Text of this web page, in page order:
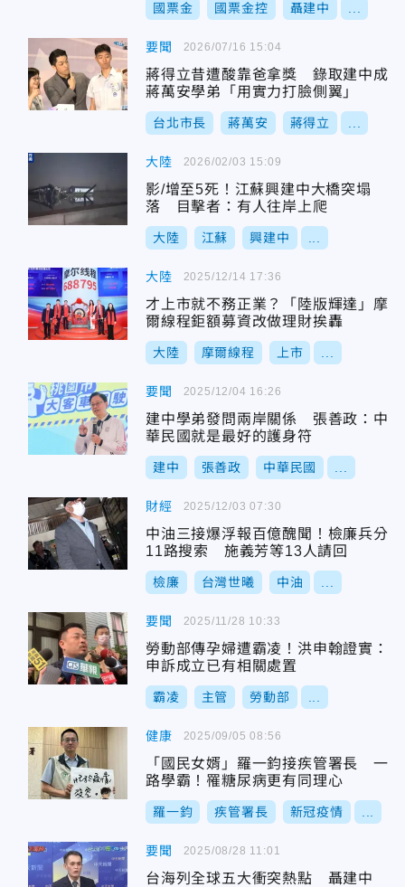
國票金 國票金控 聶建中
要聞
蔣得立昔遭酸靠爸拿獎 錄取建中成
蔣萬安學弟「用實力打臉側翼」
台北市長 蔣萬安 蔣得立
2026/07/16 15:04
大陸
影/增至5死！江蘇興建中大橋突塌
落 目擊者：有人往岸上爬
大陸 江蘇 興建中
2026/02/03 15:09
大陸
才上市就不務正業？「陸版輝達」摩
爾線程鉅額募資改做理財挨轟
大陸 摩爾線程 上市
2025/12/14 17:36
要聞
建中學弟發問兩岸關係 張善政：中
華民國就是最好的護身符
建中 張善政 中華民國
2025/12/04 16:26
財經
中油三接爆浮報百億醜聞！檢廉兵分
11路搜索 施義芳等13人請回
檢廉 台灣世曦 中油
2025/12/03 07:30
要聞
勞動部傳孕婦遭霸凌！洪申翰證實：
申訴成立已有相關處置
霸凌 主管 勞動部
2025/11/28 10:33
健康
「國民女婿」羅一鈞接疾管署長 一
路學霸！罹糖尿病更有同理心
羅一鈞 疾管署長 新冠疫情
2025/09/05 08:56
要聞
台海列全球五大衝突熱點 聶建中
2025/08/28 11:01